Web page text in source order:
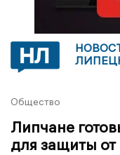
Общество
Липчане
для защиты